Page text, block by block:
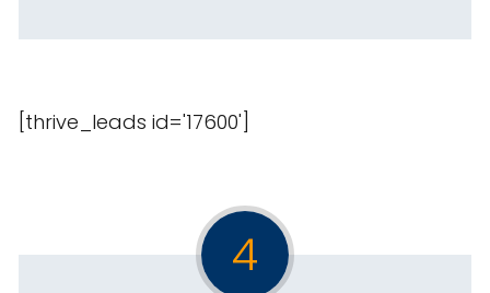
[thrive_leads id='17600']
4